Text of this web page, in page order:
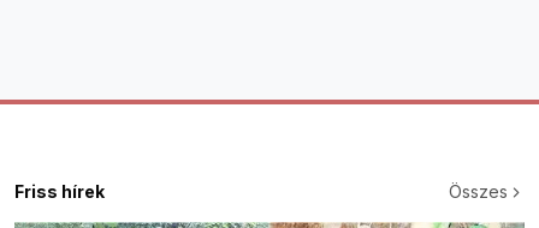
Friss hírek Összes